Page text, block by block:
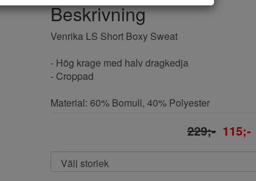
Beskrivning
Venrika LS Short Boxy Sweat
- Hög krage med halv dragkedja
- Croppad
Material: 60% Bomull, 40% Polyester
229;- 115;-